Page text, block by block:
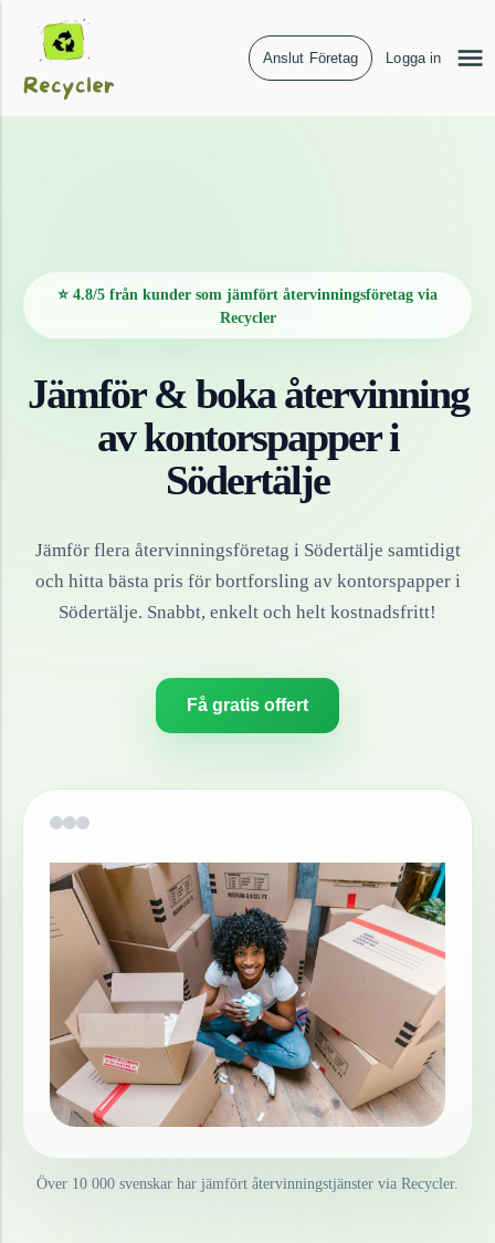
Anslut Företag Logga in
⭐ 4.8/5 från kunder som jämfört återvinningsföretag via
Recycler
Jämför & boka återvinning
avkontorspapperi
Södertälje
Jämför flera återvinningsföretag i Södertälje samtidigt
och hitta bästa pris för bortforsling av kontorspapperi
Södertälje. Snabbt, enkelt och helt kostnadsfritt!
Få gratis offert
Över 10 000 svenskar har jämfört återvinningstjänster via Recycler.